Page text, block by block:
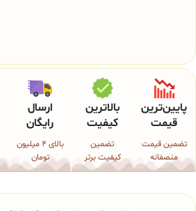
پایین‌ترین
قیمت
تضمین قیمت
منصفانه
بالاترین
کیفیت
تضمین
کیفیت برتر
ارسال
رایگان
بالای 4 میلیون
تومان